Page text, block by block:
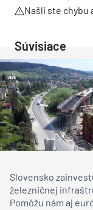
Našli ste chybu
Súvisiace
Slovensko
železničnej
Pomôžu nám aj